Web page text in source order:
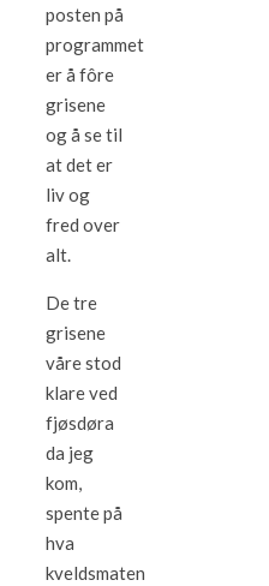
posten på
programmet
er å fôre
grisene
og å se til
at det er
liv og
fred over
alt.
De tre
grisene
våre stod
klare ved
fjøsdøra
da jeg
kom,
spente på
hva
kveldsmaten